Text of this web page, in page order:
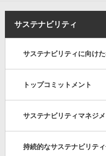
サステナビリティ
サステナビリティに向け
トップコミットメント
サステナビリティマネジ
持続的なサステナビリテ